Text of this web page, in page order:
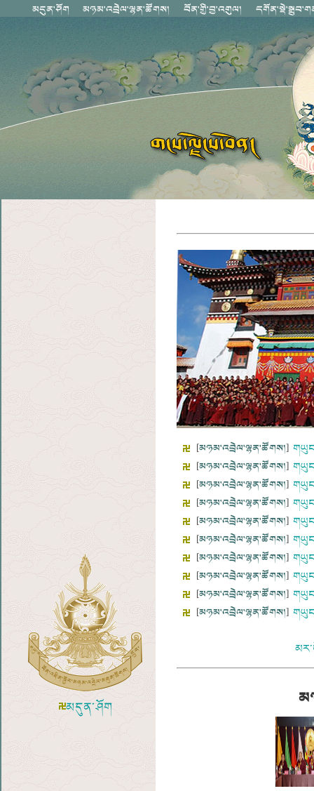
མདུན་ཤོག
[མཉམ་འབྲེལ་ལྷན་ཚོགས།]
[མཉམ་འབྲེལ་ལྷན་ཚོགས།]
[མཉམ་འབྲེལ་ལྷན་ཚོགས།]
[མཉམ་འབྲེལ་ལྷན་ཚོགས།]
[མཉམ་འབྲེལ་ལྷན་ཚོགས།]
[མཉམ་འབྲེལ་ལྷན་ཚོགས།]
[མཉམ་འབྲེལ་ལྷན་ཚོགས།]
[མཉམ་འབྲེལ་ལྷན་ཚོགས།]
[མཉམ་འབྲེལ་ལྷན་ཚོགས།]
[མཉམ་འབྲེལ་ལྷན་ཚོགས།]